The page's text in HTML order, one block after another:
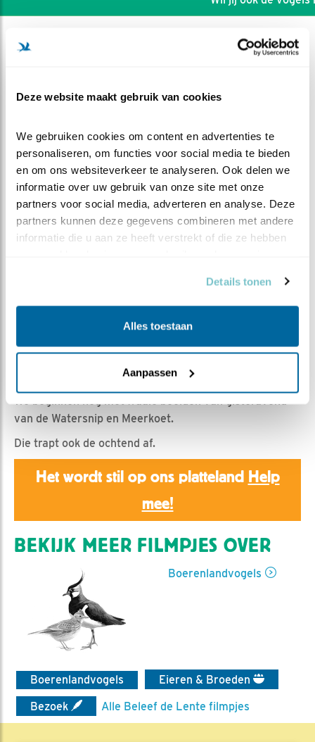
Deze website maakt gebruik van cookies
We gebruiken cookies om content en advertenties te
personaliseren, om functies voor social media te bieden
en om ons websiteverkeer te analyseren. Ook delen we
informatie over uw gebruik van onze site met onze
partners voor social media, adverteren en analyse. Deze
partners kunnen deze gegevens combineren met andere
informatie die u aan ze heeft verstrekt of die ze hebben
Details tonen
Alles toestaan
Aanpassen
DEEL DIT FILMPJE
Bewaar dit filmpje|
Na de heftige dag van gisteren verliep het vandaag
zowel bij de tureluur als op de plasdras vrij rustig.
We beginnen nog met fraaie beelden van gisteravond
van de Watersnip en Meerkoet.
Die trapt ook de ochtend af.
Het wordt stil op ons platteland Help
mee!
BEKIJK MEER FILMPJES OVER
Boerenlandvogels
Boerenlandvogels
Eieren & Broeden
Bezoek
Alle Beleef de Lente filmpjes